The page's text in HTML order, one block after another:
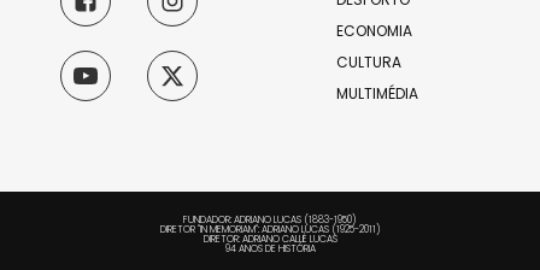
ECONOMIA
CULTURA
MULTIMÉDIA
FUNDADOR: ADRIANO LUCAS (1883-1950)
DIRETOR "IN MEMORIAM": ADRIANO LUCAS (1925-2011)
DIRETOR: ADRIANO CALLÉ LUCAS
94 ANOS DE HISTÓRIA